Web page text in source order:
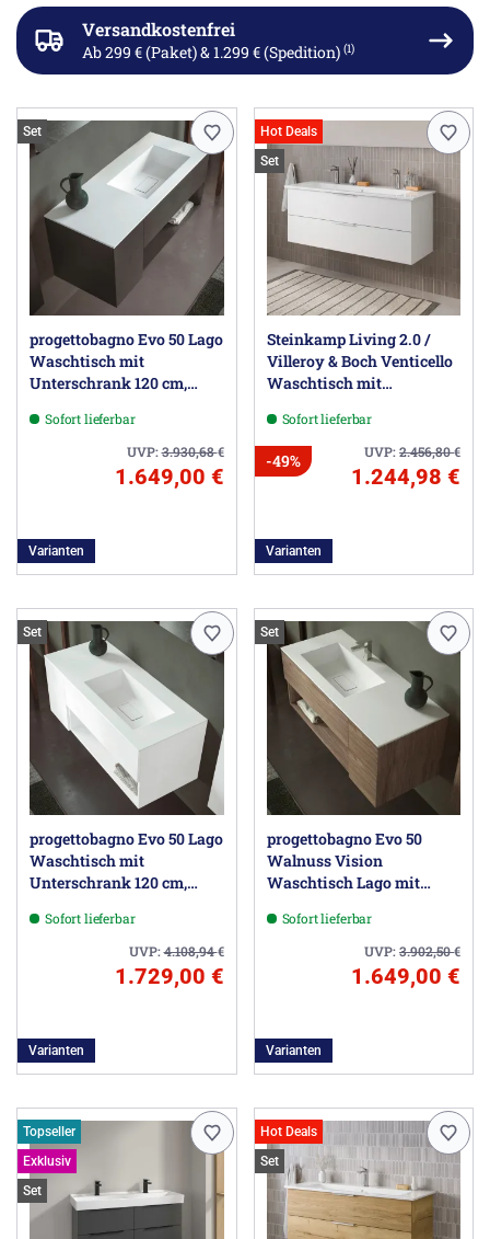
Versandkostenfrei
Ab 299 € (Paket) & 1.299 € (Spedition) (1)
Set
progettobagno Evo 50 Lago
Waschtisch mit
Unterschrank 120 cm,
Hahnloch
Sofort lieferbar
UVP:3.930,68€
1.649,00 €
Varianten
Hot Deals
Set
Steinkamp Living 2.0 /
Villeroy & Boch Venticello
Waschtisch mit
Sofort lieferbar
UVP:2.456,80€
-49%
1.244,98 €
Varianten
Set
progettobagno Evo 50 Lago
Waschtisch mit
Unterschrank 120 cm,
Hahnloch
Sofort lieferbar
UVP:4.108,94€
1.729,00 €
Varianten
Set
progettobagno Evo 50
Walnuss Vision
Waschtisch Lago mit
Ausführung links
Sofort lieferbar
UVP:3.902,50€
1.649,00 €
Varianten
Topseller
Exklusiv
Set
Hot Deals
Set